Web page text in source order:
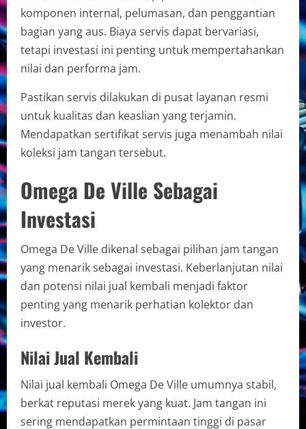
komponen internal, pelumasan, dan penggantian
bagian yang aus. Biaya servis dapat bervariasi,
tetapi investasi ini penting untuk mempertahankan
nilai dan performa jam.
Pastikan servis dilakukan di pusat layanan resmi
untuk kualitas dan keaslian yang terjamin.
Mendapatkan sertifikat servis juga menambah nilai
koleksi jam tangan tersebut.
Omega De Ville Sebagai
Investasi
Omega De Ville dikenal sebagai pilihan jam tangan
yang menarik sebagai investasi. Keberlanjutan nilai
dan potensi nilai jual kembali menjadi faktor
penting yang menarik perhatian kolektor dan
investor.
Nilai Jual Kembali
Nilai jual kembali Omega De Ville umumnya stabil,
berkat reputasi merek yang kuat. Jam tangan ini
sering mendapatkan permintaan tinggi di pasar